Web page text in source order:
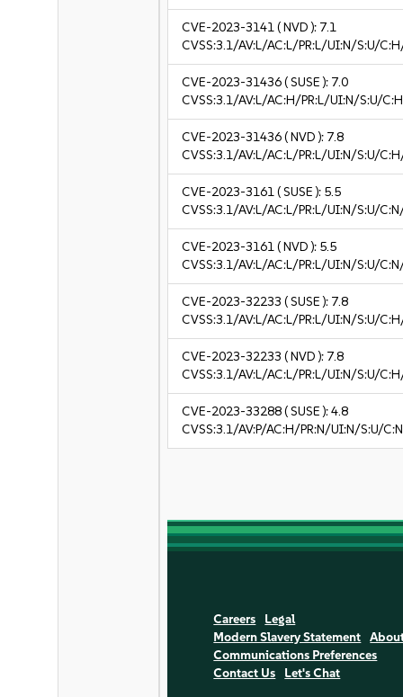
CVE-2023-3141( NVD ): 7.1
CVSS:3.1/AV:L/AC:L/PR:L/UI:N/S:U/
CVE-2023-31436( SUSE ): 7.0
CVSS:3.1/AV:L/AC:H/PR:L/UI:N/S:U/
CVE-2023-31436( NVD ): 7.8
CVSS:3.1/AV:L/AC:L/PR:L/UI:N/S:U/
CVE-2023-3161( SUSE ): 5.5
CVSS:3.1/AV:L/AC:L/PR:L/UI:N/S:U/
CVE-2023-3161( NVD ): 5.5
CVSS:3.1/AV:L/AC:L/PR:L/UI:N/S:U/
CVE-2023-32233 ( SUSE ): 7.8
CVSS:3.1/AV:L/AC:L/PR:L/UI:N/S:U/
CVE-2023-32233 ( NVD ): 7.8
CVSS:3.1/AV:L/AC:L/PR:L/UI:N/S:U/
CVE-2023-33288( SUSE ):4.8
CVSS:3.1/AV:P/AC:H/PR:N/UI:N/S:U/
Careers
Legal
Modern Slavery Statement
Communications Preferences
Contact Us
Let's Chat